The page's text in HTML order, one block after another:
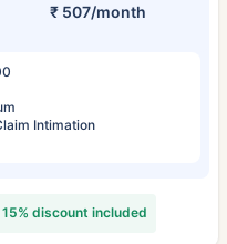
₹ 507/month
Intimation
discount included